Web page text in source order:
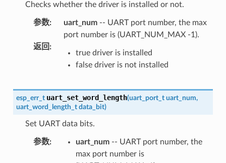
Checks whether the driver is installed or not.
参数: uart_num-- UART port number, the max
port number is (UART_NUM_MAX -1).
返回 :
true driver is installed
false driver is not installed
esp_err_t uart_set_word_length(uart_port_t uart_num,
uart_word_length_t data_bit)
Set UART data bits.
参数: uart_num-- UART port number, the
max port number is